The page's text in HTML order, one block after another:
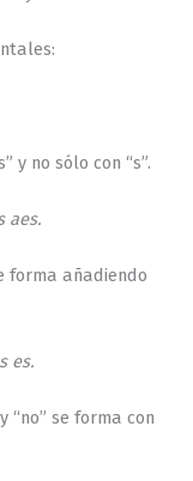
y no sólo con “s”.
aes.
forma añadiendo
es.
“no” se forma con